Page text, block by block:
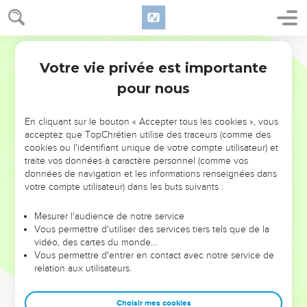
NE MANQUEZ PAS L’ÉVÉNEMENT
DE L’ANNÉE !
ET SI LEURS ERREURS POUVAIENT VOUS ÉVITER LES
VOTRES ?
leur foi ou leur vision. Mais on voit moins les doutes, les erreurs
et les saisons difficiles qu'ils ont traversés, alors même que ce
sont elles qui les ont façonnés.
Dans cette conférence, leaders, entrepreneurs, et responsables
clés pour avancer avec plus de sagesse afin que leurs erreurs
Votre vie privée est importante
pour nous
En cliquant sur le bouton « Accepter tous les cookies », vous
acceptez que TopChrétien utilise des traceurs (comme des
cookies ou l'identifiant unique de votre compte utilisateur) et
traite vos données à caractère personnel (comme vos
données de navigation et les informations renseignées dans
votre compte utilisateur) dans les buts suivants :
Mesurer l'audience de notre service
Vous permettre d'utiliser des services tiers tels que de la
vidéo, des cartes du monde…
Vous permettre d'entrer en contact avec notre service de
relation aux utilisateurs.
Choisir mes cookies